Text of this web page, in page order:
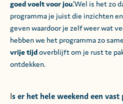
goed voelt voor jou.’Wel is het zo
programma je juist die inzichten
geven waardoor je zelf weer wat
hebben we het programma zo
vrije tijdoverblijft om je rust te
ontdekken.
s er het hele weekend een vast